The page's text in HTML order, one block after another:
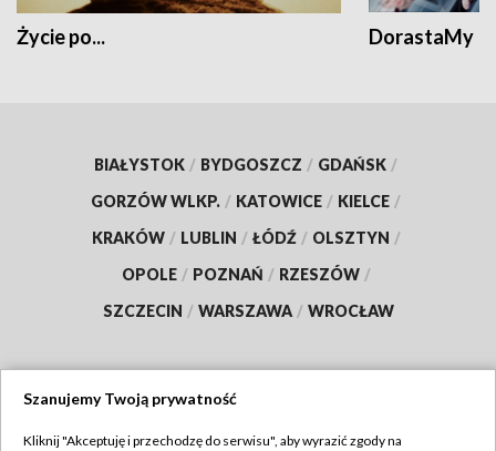
Życie po... DorastaMy
BIAŁYSTOK / BYDGOSZCZ / GDAŃSK /
GORZÓW WLKP. / KATOWICE / KIELCE /
KRAKÓW / LUBLIN / ŁÓDŹ / OLSZTYN /
OPOLE / POZNAŃ / RZESZÓW /
SZCZECIN / WARSZAWA / WROCŁAW
Szanujemy Twoją prywatność
Kliknij "Akceptuję i przechodzę do serwisu", aby wyrazić zgody na